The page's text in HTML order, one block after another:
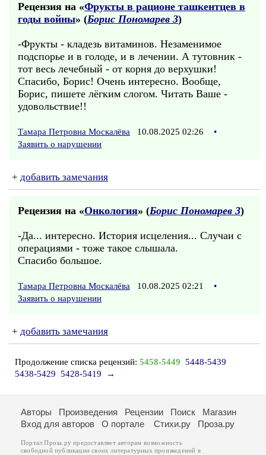
Рецензия на «Фрукты в рационе ташкентцев в
годы войны» (Борис Пономарев 3)
-Фрукты - кладезь витаминов. Незаменимое
подспорье и в голоде, и в лечении. А тутовник -
тот весь лечебный - от корня до верхушки!
Спасибо, Борис! Очень интересно. Вообще,
Борис, пишете лёгким слогом. Читать Ваше -
удовольствие!!
Тамара Петровна Москалёва 10.08.2025 02:26
•
Заявить о нарушении
+ добавить замечания
Рецензия на «Онкология» (Борис Пономарев 3)
-Да... интересно. История исцеления... Случаи с
операциями - тоже такое слышала.
Спасибо большое.
Тамара Петровна Москалёва 10.08.2025 02:21
•
Заявить о нарушении
+ добавить замечания
Продолжение списка рецензий: 5458-5449 5448-5439
5438-5429 5428-5419 →
Авторы Произведения Рецензии Поиск
Магазин
Вход для авторов
О портале Стихи.ру Проза.ру
Портал Проза.ру предоставляет авторам возможность
свободной публикации своих литературных произведений в